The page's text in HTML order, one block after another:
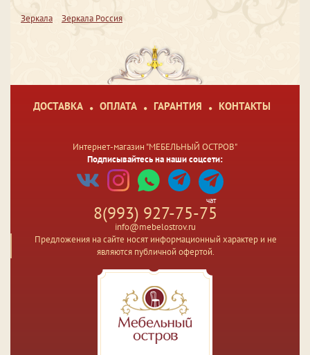
Зеркала Зеркала Россия
ДОСТАВКА ОПЛАТА ГАРАНТИЯ КОНТАКТЫ
Интернет-магазин "МЕБЕЛЬНЫЙ ОСТРОВ"
Подписывайтесь на наши соцсети:
чат
8(993) 927-75-75
info@mebelostrov.ru
Предложения на сайте носят информационный характер и не
являются публичной офертой.